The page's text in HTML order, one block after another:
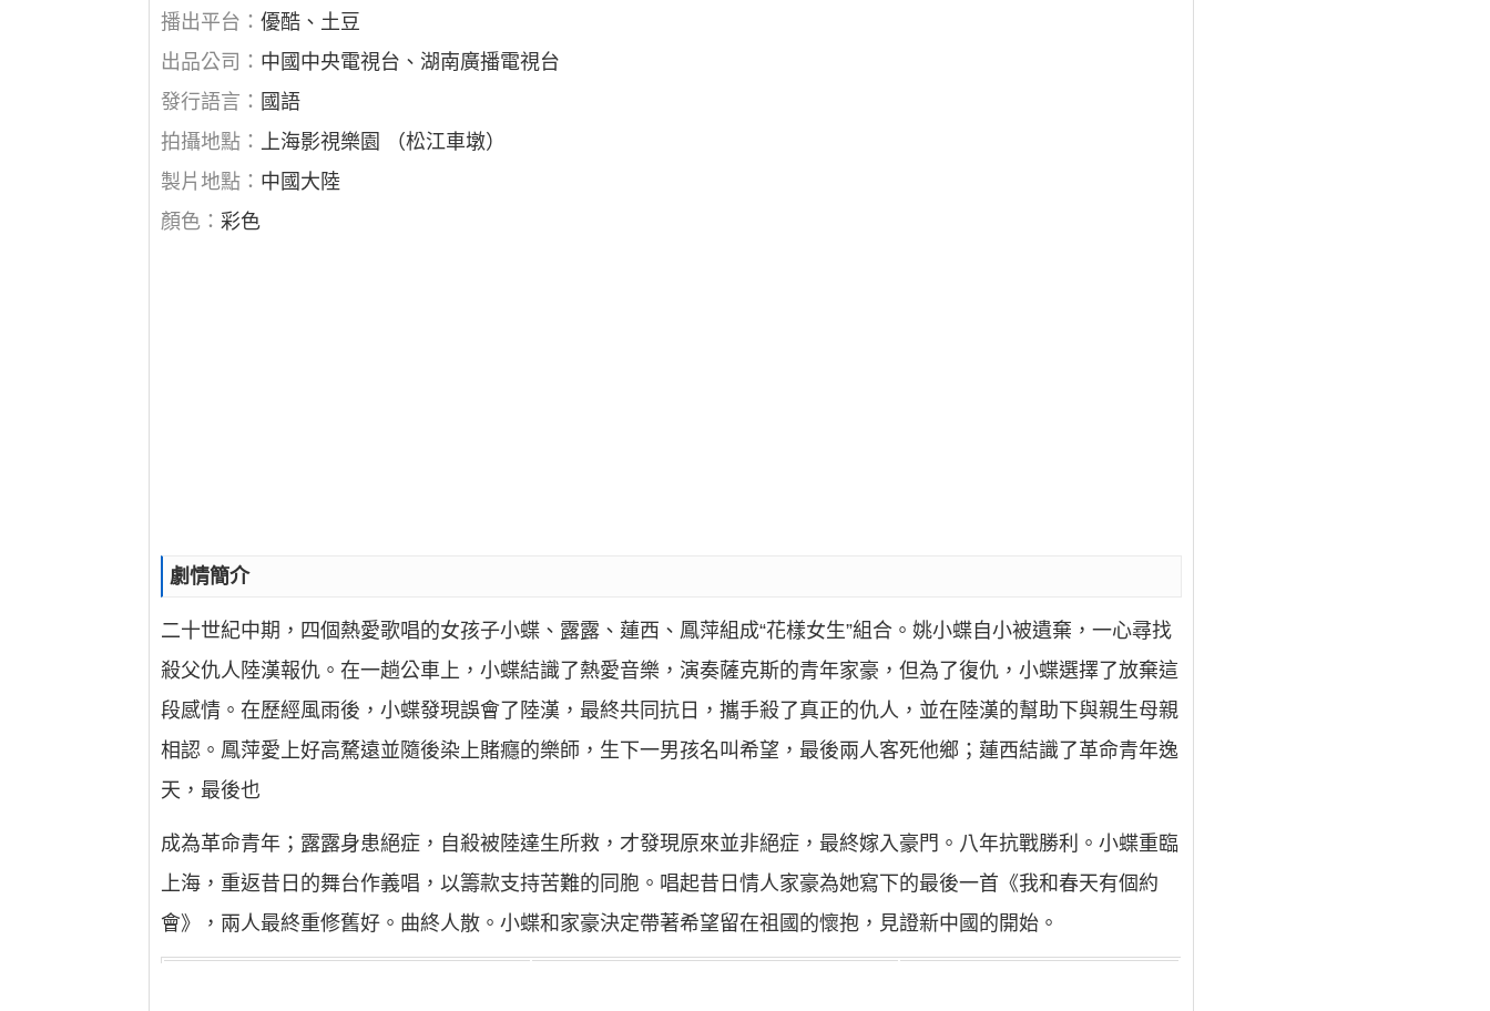
播出平台：優酷、土豆
出品公司： 中國中央電視台、湖南廣播電視台
發行語言： 國語
拍攝地點： 上海影視樂園 （松江車墩）
製片地點： 中國大陸
顏色：彩色
劇情簡介
二十世紀中期，四個熱愛歌唱的女孩子小蝶、露露、蓮西、鳳萍組成“花樣女生”組合。姚小蝶自小被遺棄，一心尋找
殺父仇人陸漢報仇。在一趟公車上，小蝶結識了熱愛音樂，演奏薩克斯的青年家豪，但為了復仇，小蝶選擇了放棄這
段感情。在歷經風雨後，小蝶發現誤會了陸漢，最終共同抗日，攜手殺了真正的仇人，並在陸漢的幫助下與親生母親
相認。鳳萍愛上好高騖遠並隨後染上賭癮的樂師，生下一男孩名叫希望，最後兩人客死他鄉；蓮西結識了革命青年逸
天，最後也
成為革命青年；露露身患絕症，自殺被陸達生所救，才發現原來並非絕症，最終嫁入豪門。八年抗戰勝利。小蝶重臨
上海，重返昔日的舞台作義唱，以籌款支持苦難的同胞。唱起昔日情人家豪為她寫下的最後一首《我和春天有個約
會》，兩人最終重修舊好。曲終人散。小蝶和家豪決定帶著希望留在祖國的懷抱，見證新中國的開始。